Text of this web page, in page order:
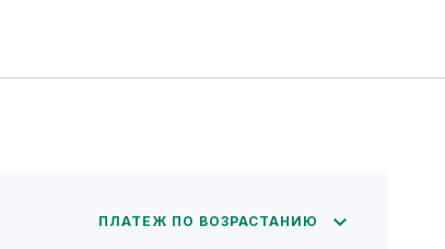
ПЛАТЕЖ ПО ВОЗРАСТАНИЮ